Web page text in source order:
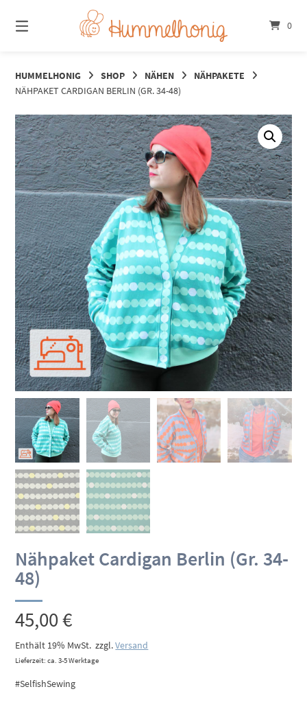
zum
Inhalt
0
HUMMELHONIG SHOP NÄHEN
NÄHPAKETE
NÄHPAKET CARDIGAN BERLIN (GR. 34-48)
Nähpaket Cardigan Berlin (Gr. 34-
48)
45,00€
Enthält 19% MwSt. zzgl.Versand
Lieferzeit: ca. 3-5 Werktage
#SelfishSewing